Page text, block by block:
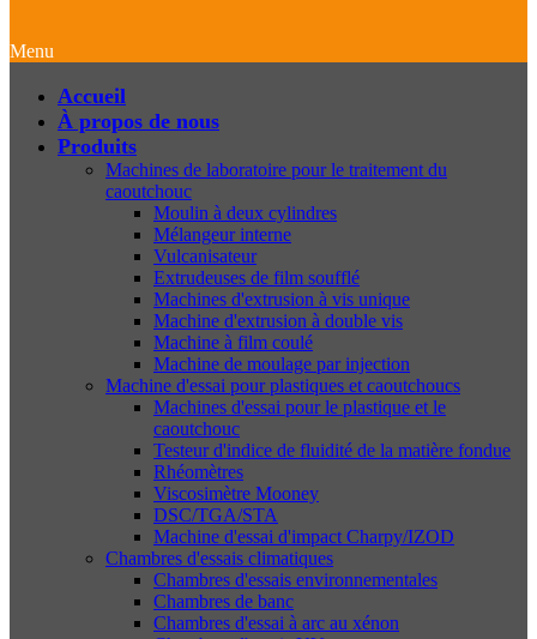
Menu
Accueil
À propos de nous
Produits
Machines de laboratoire pour le traitement du
caoutchouc
Moulin à deux cylindres
Mélangeur interne
Vulcanisateur
Extrudeuses de film soufflé
Machines d'extrusion à vis unique
Machine d'extrusion à double vis
Machine à film coulé
Machine de moulage par injection
Machine d'essai pour plastiques et caoutchoucs
Machines d'essai pour le plastique et le
caoutchouc
Testeur d'indice de fluidité de la matière fondue
Rhéomètres
Viscosimètre Mooney
DSC/TGA/STA
Machine d'essai d'impact Charpy/IZOD
Chambres d'essais climatiques
Chambres d'essais environnementales
Chambres de banc
Chambres d'essai à arc au xénon